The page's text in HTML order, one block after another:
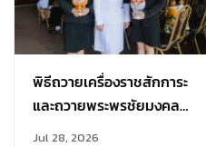
พิธีถวายเครื่องราชสักการะ
และถวายพระพรชัยมงคล
เนื่องในวันเฉลิม
Jul 28, 2026